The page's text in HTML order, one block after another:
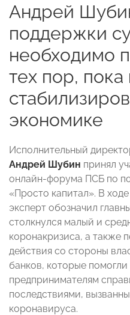
Андрей
поддержки
необходимо
тех пор, пока
экономике
Исполнительный
Андрей Шубин принял
онлайн-форума ПСБ по
«Просто капитал». В
эксперт обозначил
столкнулся малый и
коронакризиса, а также
действия со стороны
банков, которые
предпринимателям
последствиями,
коронавируса.